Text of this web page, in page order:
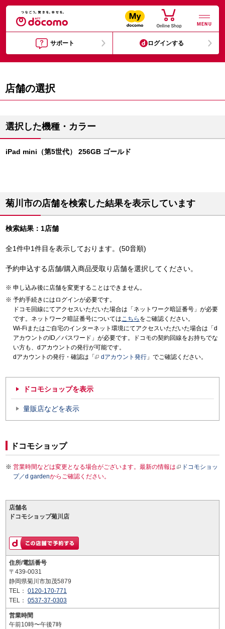
MENU
サポート ログインする
店舗の選択
選択した機種・カラー
iPad mini（第5世代） 256GB ゴールド
菊川市の店舗を検索した結果を表示しています
検索結果：1店舗
全1件中1件目を表示しております。(50音順)
予約申込する店舗/購入商品受取り店舗を選択してください。
申し込み後に店舗を変更することはできません。
予約手続きにはログインが必要です。
ドコモ回線にてアクセスいただいた場合は「ネットワーク暗証番号」が必要
です。ネットワーク暗証番号についてはこちら をご確認ください。
Wi-Fiまたはご自宅のインターネット環境にてアクセスいただいた場合は「d
アカウントのID／パスワード」が必要です。ドコモの契約回線をお持ちでな
い方も、dアカウントの発行が可能です。
dアカウントの発行・確認は「
dアカウント発行 」でご確認ください。
ドコモショップを表示
量販店などを表示
ドコモショップ
営業時間などは変更となる場合がございます。最新の情報は
ドコモショッ
プ／d gardenからご確認ください。
店舗名
ドコモショップ菊川店
住所/電話番号
〒439-0031
静岡県菊川市加茂5879
TEL： 0120-170-771
TEL： 0537-37-0303
営業時間
午前10時〜午後7時